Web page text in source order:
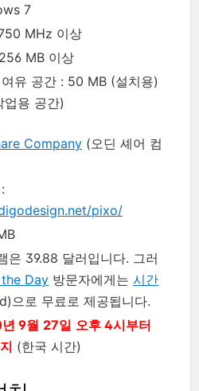
7
MHz 이상
MB 이상
유 공간 : 50 MB (설치용)
용 공간)
Company (오딘 셰어 컴
pixo/
은 39.88 달러입니다. 그러
Day 방문자에게는 시간
으로 무료로 제공됩니다.
9월 27일 오후 4시부터
(한국 시간)